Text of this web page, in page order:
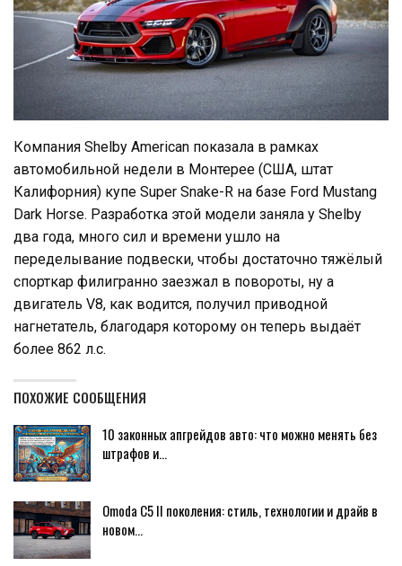
Компания Shelby American показала в рамках
автомобильной недели в Монтерее (США, штат
Калифорния) купе Super Snake-R на базе Ford Mustang
Dark Horse. Разработка этой модели заняла у Shelby
два года, много сил и времени ушло на
переделывание подвески, чтобы достаточно тяжёлый
спорткар филигранно заезжал в повороты, ну а
двигатель V8, как водится, получил приводной
нагнетатель, благодаря которому он теперь выдаёт
более 862 л.с.
ПОХОЖИЕ СООБЩЕНИЯ
10 законных апгрейдов авто: что можно менять без
штрафов и…
Omoda C5 II поколения: стиль, технологии и драйв в
новом…